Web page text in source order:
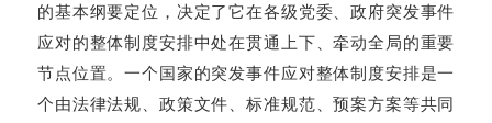
的基本纲要定位，决定了它在各级党委、政府突发事件
应对的整体制度安排中处在贯通上下、牵动全局的重要
节点位置。一个国家的突发事件应对整体制度安排是一
个由法律法规、政策文件、标准规范、预案方案等共同